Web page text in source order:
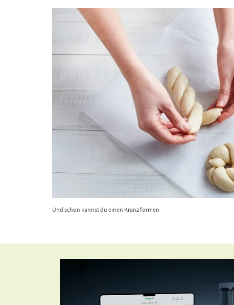
Und schon kannst du einen Kranz formen